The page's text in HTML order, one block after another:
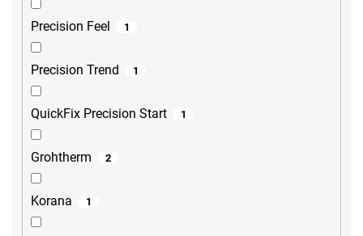
Precision Feel 1
Precision Trend 1
QuickFix Precision Start 1
Grohtherm 2
Korana 1